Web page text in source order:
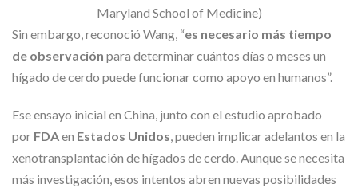
Maryland School of Medicine)
Sin embargo, reconoció Wang, “es necesario más tiempo
de observación para determinar cuántos días o meses un
hígado de cerdo puede funcionar como apoyo en humanos”.
Ese ensayo inicial en China, junto con el estudio aprobado
por FDAen Estados Unidos, pueden implicar adelantos en la
xenotransplantación de hígados de cerdo. Aunque se necesita
más investigación, esos intentos abren nuevas posibilidades